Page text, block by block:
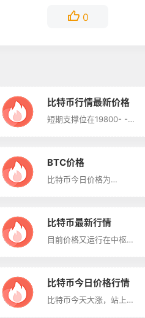
0
比特币行情最新价格
短期支撑位在19800- -
刀的机会还是有的。 短
期- -天内考虑頻繁高抛低
吸的币友可以考虑在
19800、19500刀赚币接
回来。 比特币这一轮
17600刀这个位置已经是
个大底的相对底部区间
BTC价格
比特币今日价格为
了2.13%。目前在蜜蜂查
市值排名为第1位，其市值
为3748.93亿USD。其流
震荡区间内运行的，早间
的回落并没有击破支撑而
是进入了震荡盘整，行情
形成驻底后晚间多头迎来
比特币最新行情
目前价格又运行在中枢中
的概率还是比较大的。又
因为目前中期级别走势向
下，未来向下破位的方向
比特币今日价格行情
比特币今天大涨，站上